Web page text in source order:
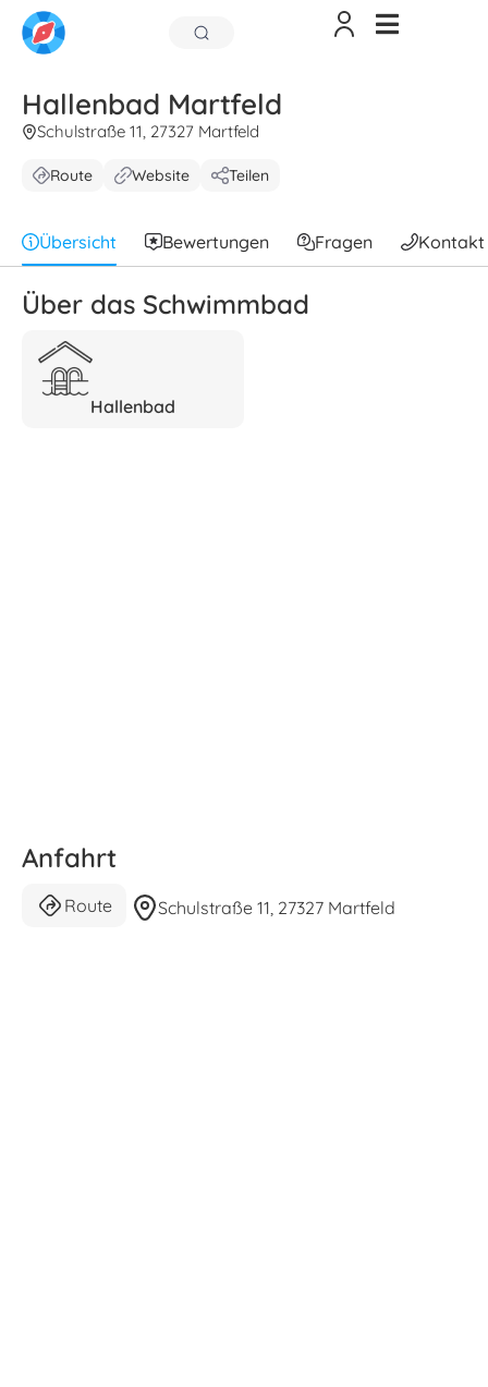
Hallenbad Martfeld
Schulstraße 11, 27327 Martfeld
Route Website Teilen
Übersicht Bewertungen Fragen Kontakt
Über das Schwimmbad
Hallenbad
Anfahrt
Route Schulstraße 11, 27327 Martfeld